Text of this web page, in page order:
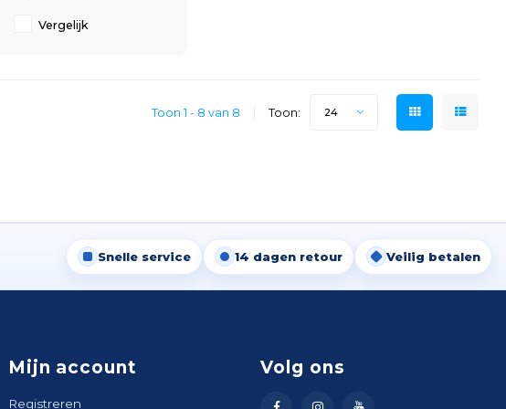
rookmelder, zoals de
Vergelijk
Toon 1 - 8 van 8 Toon: 24
Snelle service 14 dagen retour Veilig betalen
Mijn account
Registreren
Volg ons